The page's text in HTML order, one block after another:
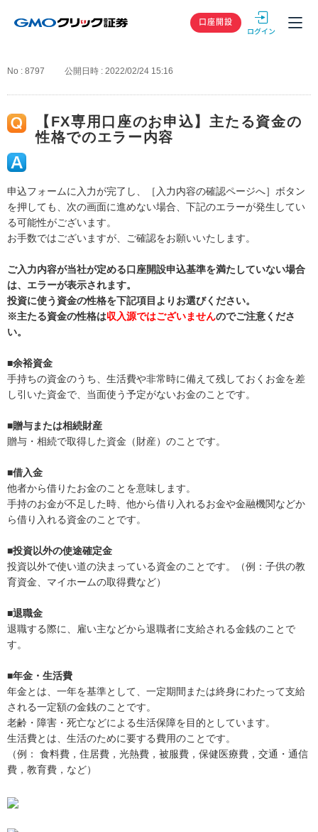
GMOクリック
口座開設
No : 8797 公開日時 : 2022/02/24 15:16
【FX専用口座のお申込】主たる資金の
性格でのエラー内容
申込フォームに入力が完了し、［入力内容の確認ページへ］ボタン
を押しても、次の画面に進めない場合、下記のエラーが発生してい
る可能性がございます。
お手数ではございますが、ご確認をお願いいたします。
ご入力内容が当社が定める口座開設申込基準を満たしていない場合
は、エラーが表示されます。
投資に使う資金の性格を下記項目よりお選びください。
※主たる資金の性格は収入源ではございませんのでご注意くださ
い。
■余裕資金
手持ちの資金のうち、生活費や非常時に備えて残しておくお金を差
し引いた資金で、当面使う予定がないお金のことです。
■贈与または相続財産
贈与・相続で取得した資金（財産）のことです。
■借入金
他者から借りたお金のことを意味します。
手持のお金が不足した時、他から借り入れるお金や金融機関などか
ら借り入れる資金のことです。
■投資以外の使途確定金
投資以外で使い道の決まっている資金のことです。（例：子供の教
育資金、マイホームの取得費など）
■退職金
退職する際に、雇い主などから退職者に支給される金銭のことで
す。
■年金・生活費
年金とは、一年を基準として、一定期間または終身にわたって支給
される一定額の金銭のことです。
老齢・障害・死亡などによる生活保障を目的としています。
生活費とは、生活のために要する費用のことです。
（例： 食料費，住居費，光熱費，被服費，保健医療費，交通・通信
費，教育費，など）